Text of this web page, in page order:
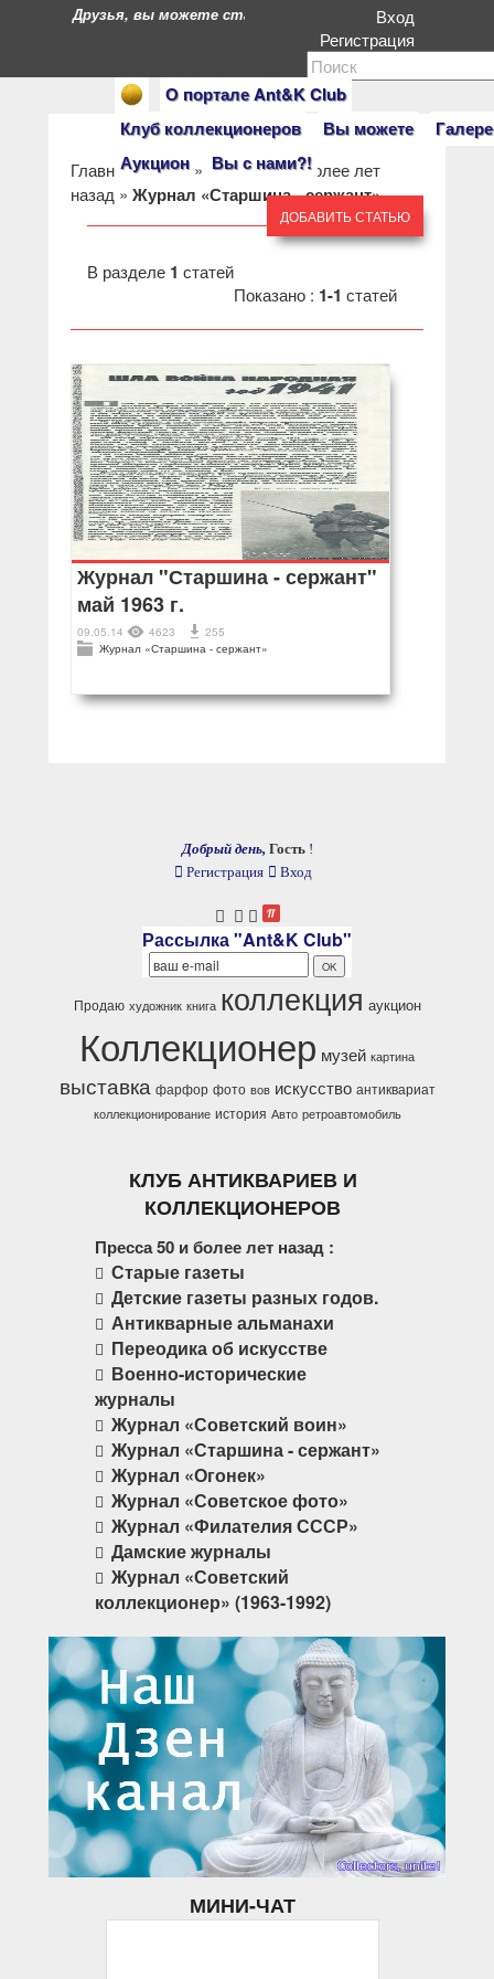
О портале Ant&K Club
Клуб коллекционеров
Вы можете
Аукцион
Вы с нами?!
Друзья, вы можете стать героями нашего портала.
Вход
Регистрация
Главная»Клуб » Пресса 50 и более лет
назад » Журнал «Старшина - сержант»
ДОБАВИТЬ СТАТЬЮ
В разделе 1 статей
Показано : 1-1 статей
Журнал "Старшина - сержант"
май 1963 г.
09.05.14 4623
255
Журнал «Старшина - сержант»
Добрый день, Гость !
Регистрация
Вход
Рассылка "Ant&K Club"
Продаю художник книга коллекция аукцион
Коллекционер музей картина
выставка фарфор фото вов искусство антиквариат
коллекционирование история Авто ретроавтомобиль
КЛУБ АНТИКВАРИЕВ И
КОЛЛЕКЦИОНЕРОВ
Пресса 50 и более лет назад :
Старые газеты
Детские газеты разных годов.
Антикварные альманахи
Переодика об искусстве
Военно-исторические
журналы
Журнал «Советский воин»
Журнал «Старшина - сержант»
Журнал «Огонек»
Журнал «Советское фото»
Журнал «Филателия СССР»
Дамские журналы
Журнал «Советский
коллекционер» (1963-1992)
МИНИ-ЧАТ